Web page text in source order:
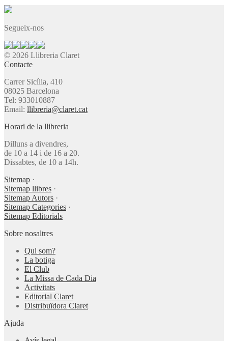
Segueix-nos
© 2026 Llibreria Claret
Contacte
Carrer Sicília, 410
08025 Barcelona
Tel: 933010887
Email: llibreria@claret.cat
Horari de la llibreria
Dilluns a divendres,
de 10 a 14 i de 16 a 20.
Dissabtes, de 10 a 14h.
Sitemap ·
Sitemap llibres ·
Sitemap Autors ·
Sitemap Categories ·
Sitemap Editorials
Sobre nosaltres
Qui som?
La botiga
El Club
La Missa de Cada Dia
Activitats
Editorial Claret
Distribuïdora Claret
Ajuda